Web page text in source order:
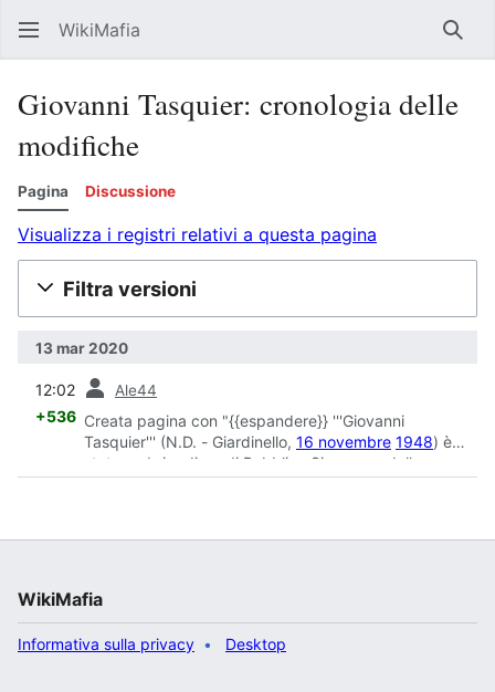
WikiMafia
Giovanni Tasquier: cronologia delle
modifiche
Pagina Discussione
Visualizza i registri relativi a questa pagina
Filtra versioni
13 mar 2020
12:02 Ale44
+536 Creata pagina con "{{espandere}} '''Giovanni
Tasquier''' (N.D. - Giardinello, 16 novembre 1948) è
stato un brigadiere di Pubblica Sicurezza della
Questura di Palermo, ucciso sulla jeep..."
WikiMafia
Informativa sulla privacy Desktop